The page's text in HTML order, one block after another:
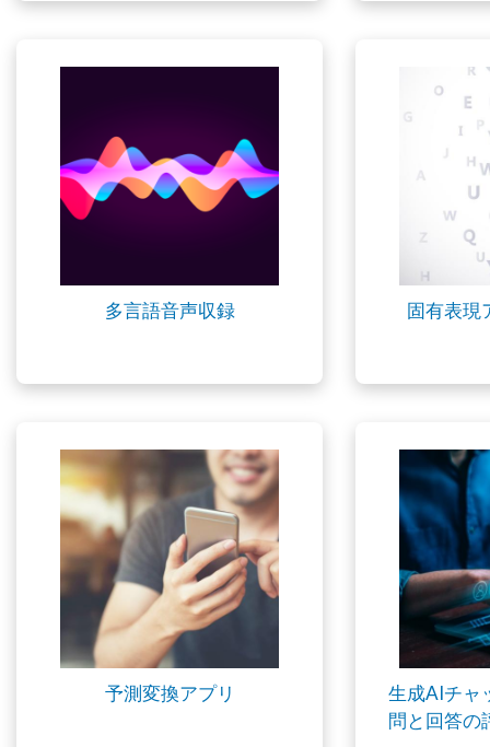
多言語音声収録 固有表現
予測変換アプリ
生成AIチャ
問と回答の